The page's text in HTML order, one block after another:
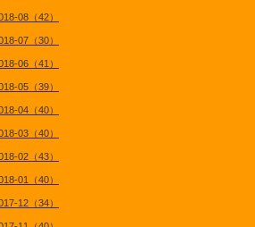
08（42）
07（30）
06（41）
05（39）
04（40）
03（40）
02（43）
01（40）
12（34）